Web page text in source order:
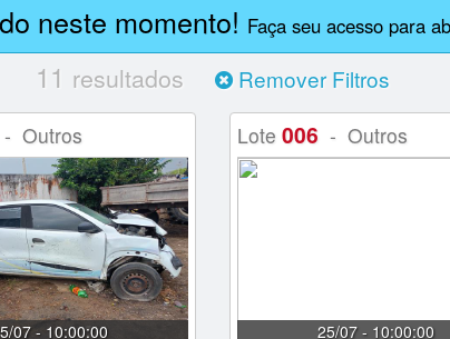
neste momento! Faça seu acesso para
11 resultados Remover Filtros
- Outros
07 - 10:00:00
Lote 006 - Outros
25/07 - 10:00:00